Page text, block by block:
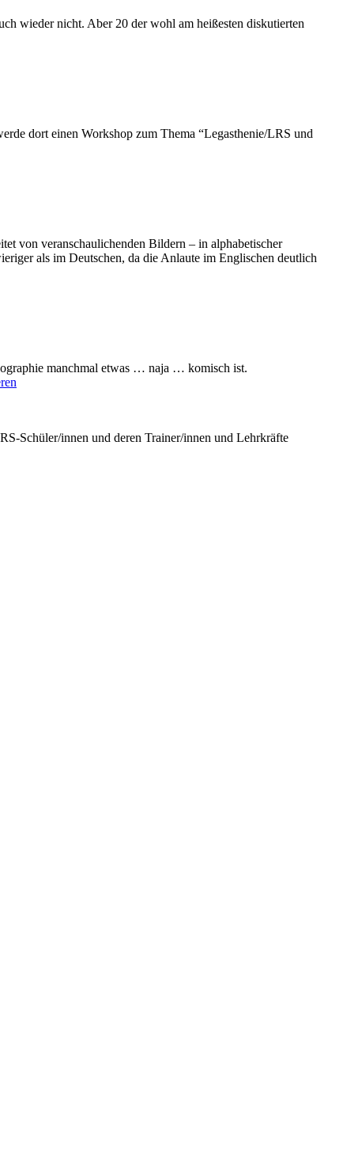
wieder nicht. Aber 20 der wohl am heißesten diskutierten
dort einen Workshop zum Thema “Legasthenie/LRS und
von veranschaulichenden Bildern – in alphabetischer
als im Deutschen, da die Anlaute im Englischen deutlich
manchmal etwas … naja … komisch ist.
Schüler/innen und deren Trainer/innen und Lehrkräfte